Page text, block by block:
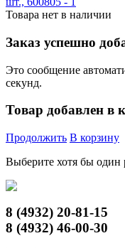
Товара нет в наличии
Заказ успешно
Это сообщение
секунд.
Товар добавлен в
Продолжить В корзину
Выберите хотя бы один
8 (4932) 20-81-15
8 (4932) 46-00-30